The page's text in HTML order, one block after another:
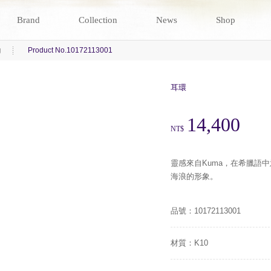
Brand Collection News Shop
Product No.10172113001
耳環
NT$ 14,400
靈感來自Kuma，在希臘語
海浪的形象。
品號：10172113001
材質：K10